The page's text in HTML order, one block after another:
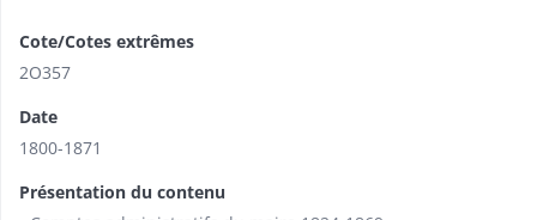
Cote/Cotes extrêmes
2O357
Date
1800-1871
Présentation du contenu